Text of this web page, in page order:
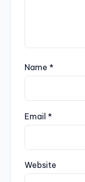
Name *
Email *
Website